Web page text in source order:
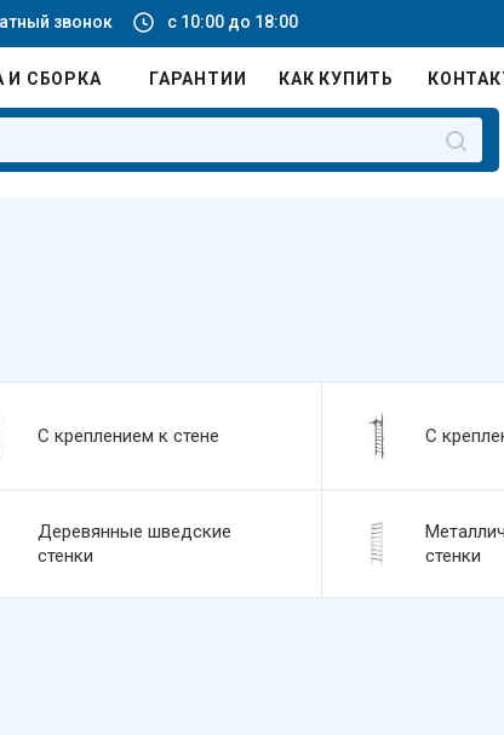
звонок с 10:00 до 18:00
И СБОРКА ГАРАНТИИ КАК КУПИТЬ
С креплением к стене С
Деревянные шведские
стенки
стенки